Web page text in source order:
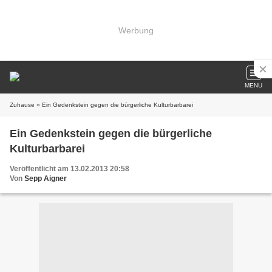
Werbung
MENU
Zuhause » Ein Gedenkstein gegen die bürgerliche Kulturbarbarei
Ein Gedenkstein gegen die bürgerliche
Kulturbarbarei
Veröffentlicht am 13.02.2013 20:58
Von Sepp Aigner